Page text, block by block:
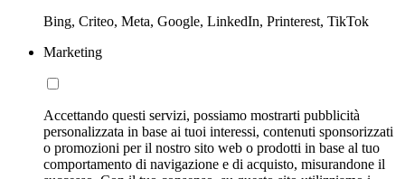
Bing, Criteo, Meta, Google, LinkedIn, Printerest, TikTok
Marketing
Accettando questi servizi, possiamo mostrarti pubblicità
personalizzata in base ai tuoi interessi, contenuti sponsorizzati
o promozioni per il nostro sito web o prodotti in base al tuo
comportamento di navigazione e di acquisto, misurandone il